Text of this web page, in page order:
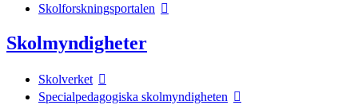
Skolforskningsportalen
Skolmyndigheter
Skolverket
Specialpedagogiska skolmyndigheten